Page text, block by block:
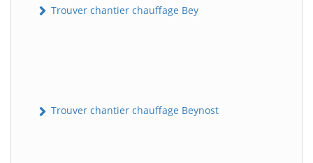
Trouver chantier chauffage Bey
Trouver chantier chauffage Beynost